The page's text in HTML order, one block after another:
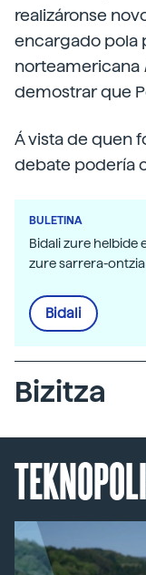
realizáronse
encargado pola
norteamericana
demostrar que
Á vista de quen
debate podería
BULETINA
Bidali zure helbide
zure sarrera-
Bidali
Bizitza